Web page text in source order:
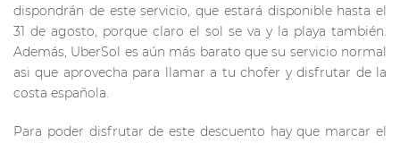
dispondrán de este servicio, que estará disponible hasta el
31 de agosto, porque claro el sol se va y la playa también.
Además, UberSol es aún más barato que su servicio normal
asi que aprovecha para llamar a tu chofer y disfrutar de la
costa española.
Para poder disfrutar de este descuento hay que marcar el